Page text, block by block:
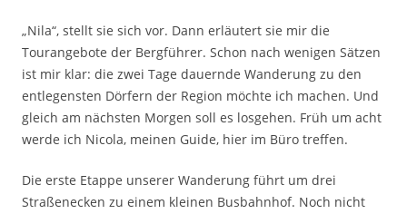
„Nila“, stellt sie sich vor. Dann erläutert sie mir die
Tourangebote der Bergführer. Schon nach wenigen Sätzen
ist mir klar: die zwei Tage dauernde Wanderung zu den
entlegensten Dörfern der Region möchte ich machen. Und
gleich am nächsten Morgen soll es losgehen. Früh um acht
werde ich Nicola, meinen Guide, hier im Büro treffen.
Die erste Etappe unserer Wanderung führt um drei
Straßenecken zu einem kleinen Busbahnhof. Noch nicht